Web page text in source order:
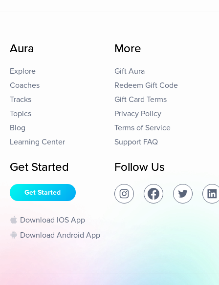
Aura
Explore
Coaches
Tracks
Topics
Blog
Learning Center
More
Gift Aura
Redeem Gift Code
Gift Card Terms
Privacy Policy
Terms of Service
Support FAQ
Get Started
Get Started
Download IOS App
Download Android App
Follow Us